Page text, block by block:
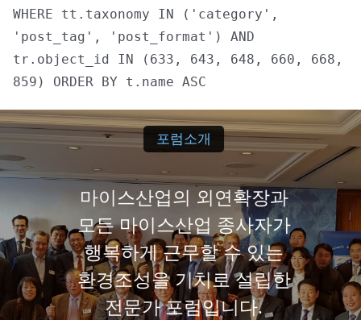
회원 가입
WHERE tt.taxonomy IN ('category',
'post_tag', 'post_format') AND
tr.object_id IN (633, 643, 648, 660, 668,
859) ORDER BY t.name ASC
포럼소개
마이스산업의 외연확장과
모든 마이스산업 종사자가
행복하게 근무할 수 있는
환경조성을 기치로 설립한
전문가 포럼입니다.